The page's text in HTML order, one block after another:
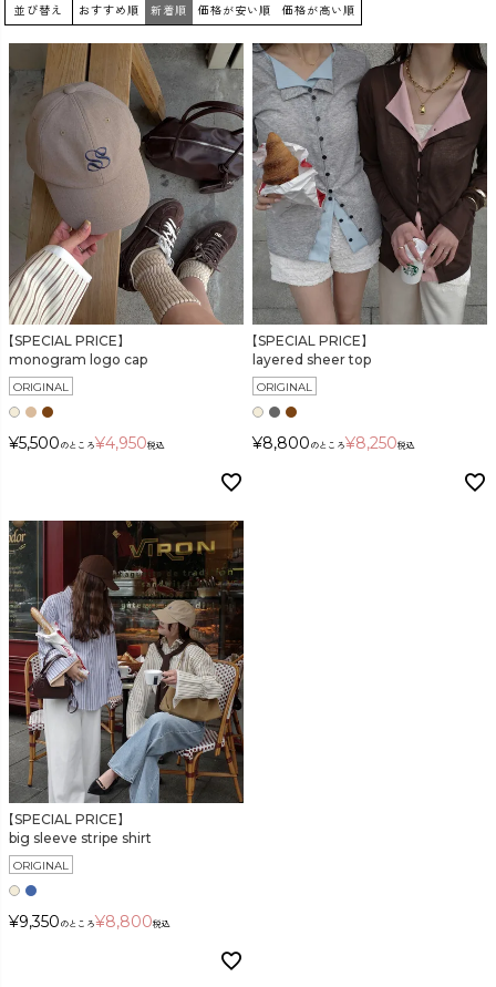
並び替え おすすめ順 新着順 価格が安い順 価格が高い順
【SPECIAL PRICE】
monogram logo cap
ORIGINAL
¥5,500 のところ¥4,950税込
【SPECIAL PRICE】
layered sheer top
ORIGINAL
¥8,800 のところ¥8,250税込
【SPECIAL PRICE】
big sleeve stripe shirt
ORIGINAL
¥9,350 のところ¥8,800税込